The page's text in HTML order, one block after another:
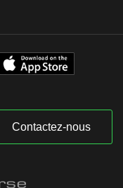
Contactez-nous